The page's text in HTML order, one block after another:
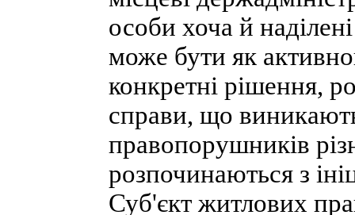
особи хоча й
може бути як
конкретні рішення,
справи, що
правопорушників
розпочинаються з
Суб'єкт житлових